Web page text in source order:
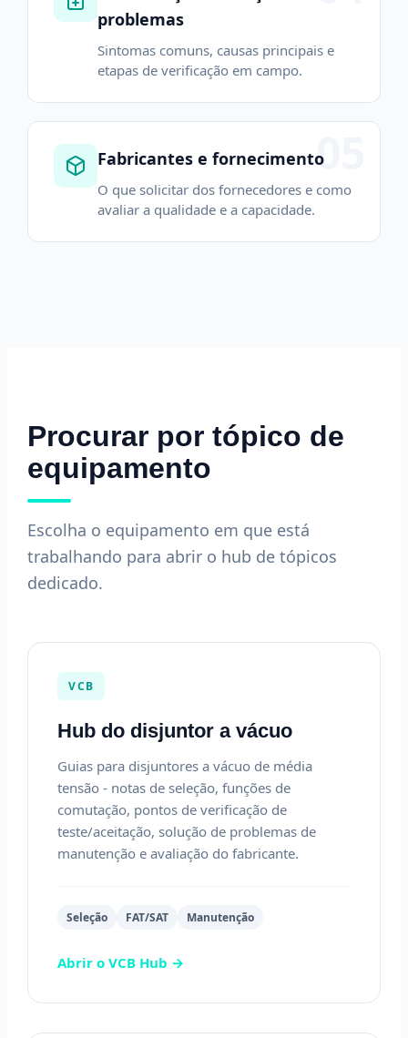
problemas
Sintomas comuns, causas principais e
etapas de verificação em campo.
05
Fabricantes e fornecimento
O que solicitar dos fornecedores e como
avaliar a qualidade e a capacidade.
Procurar por tópico de
equipamento
Escolha o equipamento em que está
trabalhando para abrir o hub de tópicos
dedicado.
VCB
Hub do disjuntor a vácuo
Guias para disjuntores a vácuo de média
tensão - notas de seleção, funções de
comutação, pontos de verificação de
teste/aceitação, solução de problemas de
manutenção e avaliação do fabricante.
Seleção FAT/SAT Manutenção
Abrir o VCB Hub →